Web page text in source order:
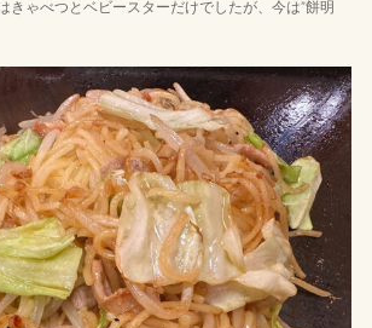
きゃべつとベビースターだけでしたが、今は”餅明